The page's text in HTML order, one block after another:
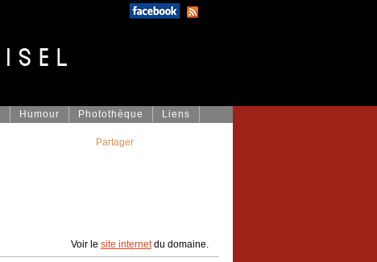
Humour Photothèque Liens
Voir le site internetdu domaine.
Partager